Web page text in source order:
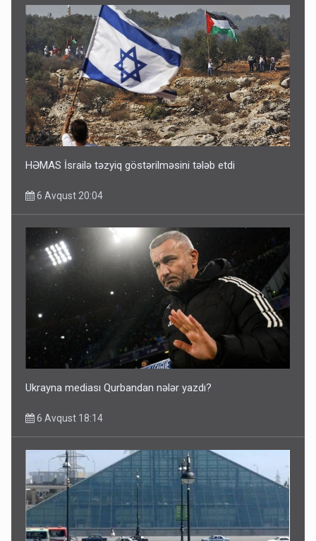
HƏMAS İsrailə təzyiq göstərilməsini tələb etdi
6 Avqust 20:04
Ukrayna mediası Qurbandan nələr yazdı?
6 Avqust 18:14